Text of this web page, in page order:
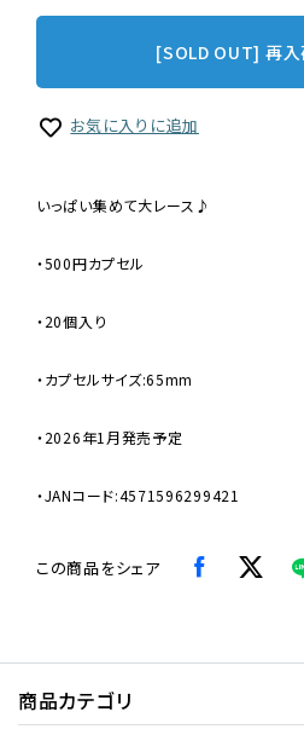
[SOLD OUT] 再入
お気に入りに追加
いっぱい集めて大レース♪
・500円カプセル
・20個入り
・カプセルサイズ:65mm
・2026年1月発売予定
・JANコード:4571596299421
この商品をシェア
商品カテゴリ